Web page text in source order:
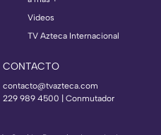
Videos
TV Azteca Internacional
CONTACTO
contacto@tvazteca.com
229 989 4500 | Conmutador